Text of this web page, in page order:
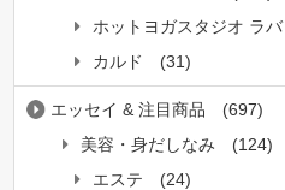
ホットヨガスタジオ ラバ
カルド
(31)
エッセイ & 注目商品
(697)
美容・身だしなみ
(124)
エステ
(24)